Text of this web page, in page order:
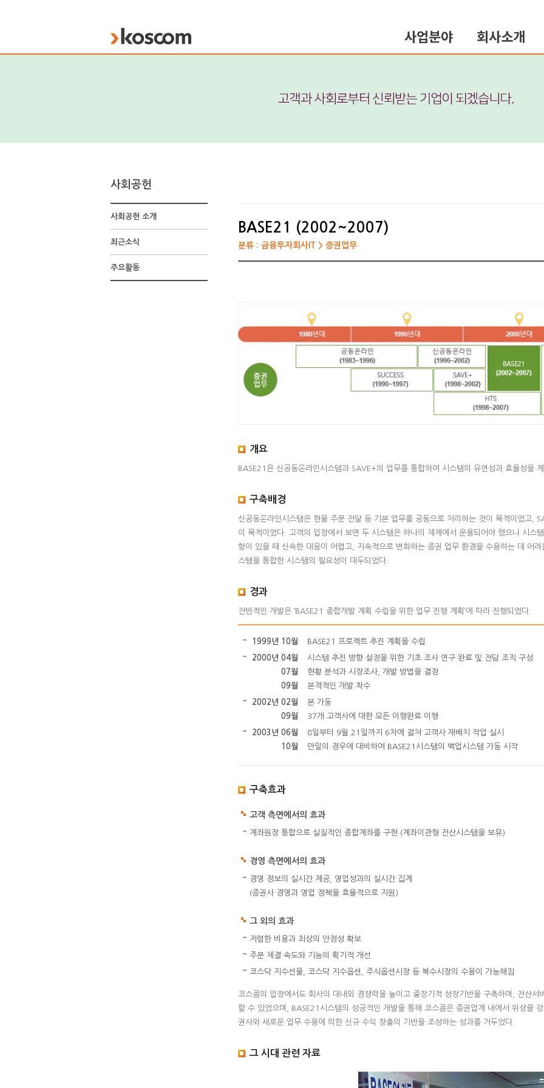
KOSCOM 사업분야 회사소개
사회공헌
사회공헌 소개
최근소식
주요활동
BASE21 (2002~2007)
분류 : 금융투자회사IT > 증권업무
권
무
라
(1983~1996)
온
인
(1996~2002)
(1998~2002)
개요
BASE21은 신공동온라인시스템과 SAVE+의 업무를 통합하여 시스템의 유연성과 효율성을
구축배경
신공동온라인시스템은 현물 주문 전달 등 기본 업무를 공동으로 처리하는 것이 목적이었고,
이 목적이었다. 고객의 입장에서 보면 두 시스템은 하나의 체제에서 운용되어야 했으나 시스
항이 있을 때 신속한 대응이 어렵고, 지속적으로 변화하는 증권 업무 환경을 수용하는 데 어
스템을 통합한 시스템의 필요성이 대두되었다.
경과
전반적인 개발은 ‘BASE21 종합개발 계획 수립을 위한 업무 진행 계획’에 따라 진행되었다.
1999년 10월 BASE21 프로젝트 추진 계획을 수립
2000년 04월
시스템 추진 방향 설정을 위한 기초 조사 연구 완료 및 전담 조직 구성
07월
현황 분석과 시장조사, 개발 방법을 결정
09월
본격적인 개발 착수
2002년 02월
본 가동
09월
37개 고객사에 대한 모든 이행완료 이행
2003년 06월
8일부터 9월 21일까지 6차에 걸쳐 고객사 재배치 작업 실시
10월
만일의 경우에 대비하여 BASE21시스템의 백업시스템 가동 시작
구축효과
고객 측면에서의 효과
계좌원장 통합으로 실질적인 종합계좌를 구현 (계좌이관형 전산시스템을 보유)
경영 측면에서의 효과
경영 정보의 실시간 제공, 영업성과의 실시간 집계
(증권사 경영과 영업 정책을 효율적으로 지원)
그 외의 효과
저렴한 비용과 최상의 안정성 확보
주문 체결 속도와 기능의 획기적 개선
코스닥 지수선물, 코스닥 지수옵션, 주식옵션시장 등 복수시장의 수용이 가능해짐
코스콤의 입장에서도 회사의 대내외 경쟁력을 높이고 중장기적 성장기반을 구축하며, 전산
할 수 있었으며, BASE21시스템의 성공적인 개발을 통해 코스콤은 증권업계 내에서 위상을
권사와 새로운 업무 수용에 의한 신규 수익 창출의 기반을 조성하는 성과를 거두었다.
그 시대 관련 자료